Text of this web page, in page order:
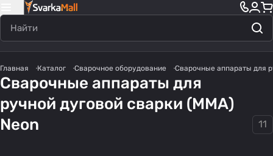
Главная Каталог Сварочное оборудование Сварочные аппараты для
Сварочные аппараты для
ручной дуговой сварки (MMA)
Neon
11
Инвер
торны
сваро
товаров
Сваро
г MMA
Свар
очны
Свар
очны
чные
аппар
товаров